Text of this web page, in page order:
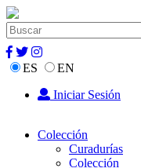
ES
EN
Iniciar Sesión
Colección
Curadurías
Colección